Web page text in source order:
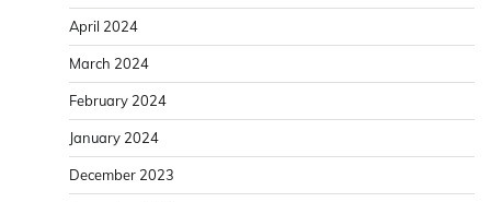
April 2024
March 2024
February 2024
January 2024
December 2023